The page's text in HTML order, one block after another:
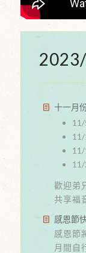
十一月
歡迎弟
共享福
感恩節
感恩節
月間自